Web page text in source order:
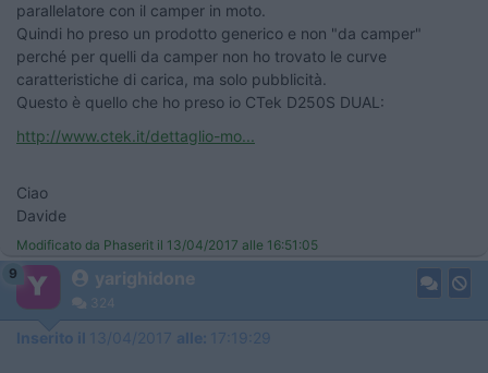
parallelatore con il camper in moto.
Quindi ho preso un prodotto generico e non "da camper"
perché per quelli da camper non ho trovato le curve
caratteristiche di carica, ma solo pubblicità.
Questo è quello che ho preso io CTek D250S DUAL:
http://www.ctek.it/dettaglio-mo...
Ciao
Davide
Modificato da Phaserit il 13/04/2017 alle 16:51:05
9
yarighidone
324
Inserito il 13/04/2017 alle: 17:19:29